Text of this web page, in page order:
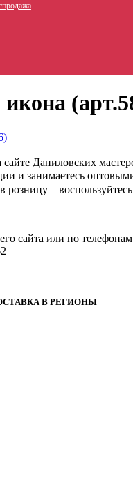
Даниловских
и занимаетесь
розницу –
сайта или по телефонам
В РЕГИОНЫ